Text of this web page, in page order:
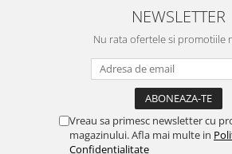
NEWSLETTER
Nu rata ofertele si promotiile
Vreau sa primesc newsletter cu
magazinului. Afla mai multe in
Confidentialitate